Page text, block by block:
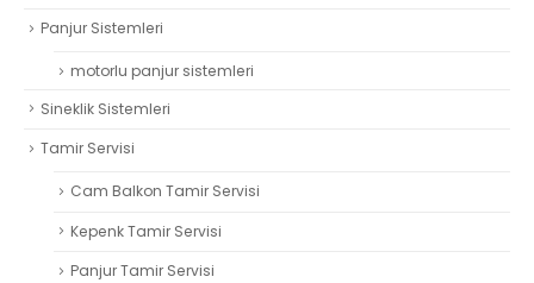
Panjur Sistemleri
motorlu panjur sistemleri
Sineklik Sistemleri
Tamir Servisi
Cam Balkon Tamir Servisi
Kepenk Tamir Servisi
Panjur Tamir Servisi